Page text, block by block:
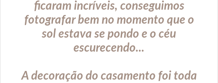
ficaram incríveis, conseguimos
fotografar bem no momento que o
sol estava se pondo e o céu
escurecendo...
A decoração do casamento foi toda